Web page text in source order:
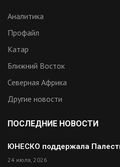
Аналитика
Профайл
Катар
Ближний Восток
Северная Африка
Другие новости
ПОСЛЕДНИЕ НОВОСТИ
ЮНЕСКО поддержала
24 июля, 2026